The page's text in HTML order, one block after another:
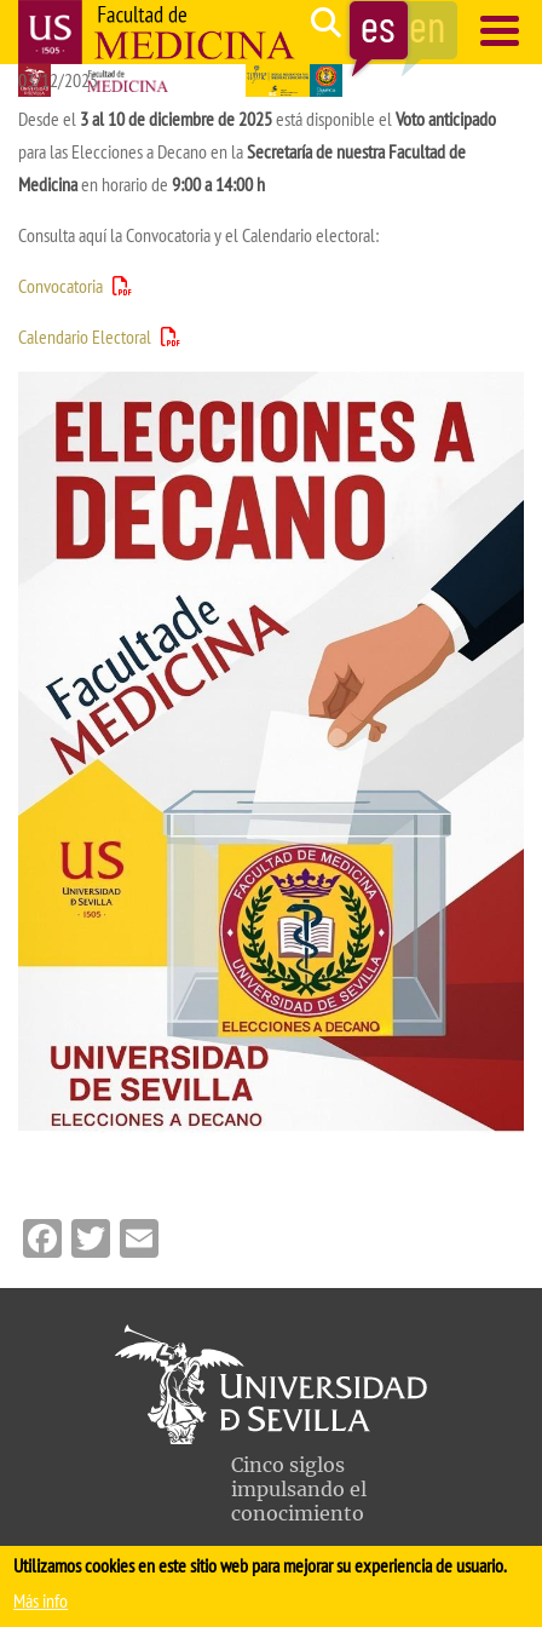
Pasar
contenido
principal
Search
Navegación
principal
03/12/2025
Desde el 3 al 10 de diciembre de 2025está disponible elVoto anticipado
para las Elecciones a Decano en laSecretaría de nuestra Facultad de
Medicinaen horario de 9:00 a 14:00 h
Consulta aquí la Convocatoria y el Calendario electoral:
Convocatoria
Calendario Electoral
Facebook
Twitter
Cinco siglos
impulsando el
conocimiento
FACULTAD DE MEDICINA
Utilizamos cookies en este sitio web para mejorar su experiencia de usuario.
Más info